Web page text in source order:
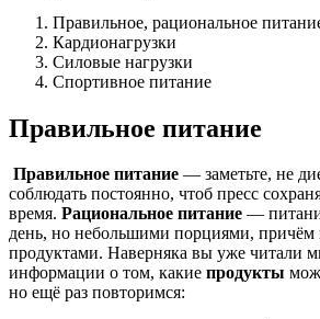
Правильное, рациональное
Кардионагрузки
Силовые нагрузки
Спортивное питание
Правильное питание
Правильное питание — заметьте, не
соблюдать постоянно, чтоб пресс
время. Рациональное питание —
день, но небольшими порциями, причём
продуктами. Наверняка вы уже читали
информации о том, какие продукты
но ещё раз повторимся: